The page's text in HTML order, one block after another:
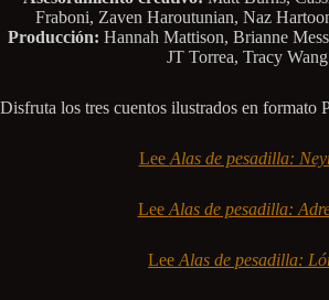
Fraboni, Zaven Haroutunian, Naz
Producción: Hannah Mattison, Brianne
JT Torrea, Tracy Wang
Disfruta los tres cuentos ilustrados en formato
LeeAlas de pesadilla:
LeeAlas de pesadilla:
LeeAlas de pesadilla: